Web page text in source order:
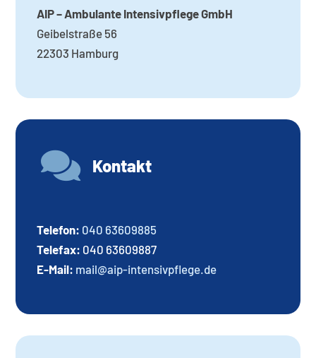
AIP – Ambulante Intensivpflege GmbH
Geibelstraße 56
22303 Hamburg
 Kontakt
Telefon: 040 63609885
Telefax: 040 63609887
E-Mail: mail@aip-intensivpflege.de